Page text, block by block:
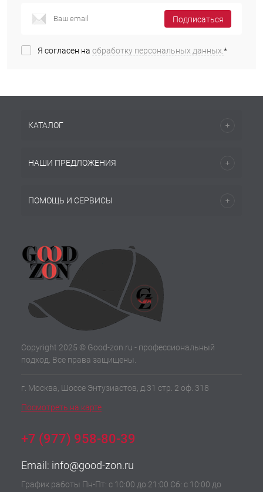
Подписаться
Я согласен на обработку персональных данных.*
КАТАЛОГ
НАШИ ПРЕДЛОЖЕНИЯ
ПОМОЩЬ И СЕРВИСЫ
Copyright 2025 © Good-zon.ru - профессиональный
подход. Все права защищены.
г. Москва, Шоссе Энтузиастов, д.31 стр. 2 оф. 318
Посмотреть на карте
+7 (977) 958-80-39
Email: info@good-zon.ru
График работы Пн-Пт: с 10:00 до 21:00 Сб: с 10:00 до